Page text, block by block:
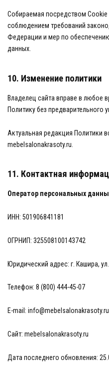
Собираемая посредством
соблюдением требований
Федерации и мер по
данных.
10. Изменение политики
Владелец сайта вправе в любое
Политику без предварительного
Актуальная редакция Политики
mebelsalonakrasoty.ru.
11. Контактная
Оператор персональных
ИНН: 501906841181
ОГРНИП: 325508100143742
Юридический адрес: г. Кашира,
Телефон: 8 (800) 444-45-07
E-mail: info@mebelsalonakrasoty.ru
Сайт: mebelsalonakrasoty.ru
Дата последнего обновления: